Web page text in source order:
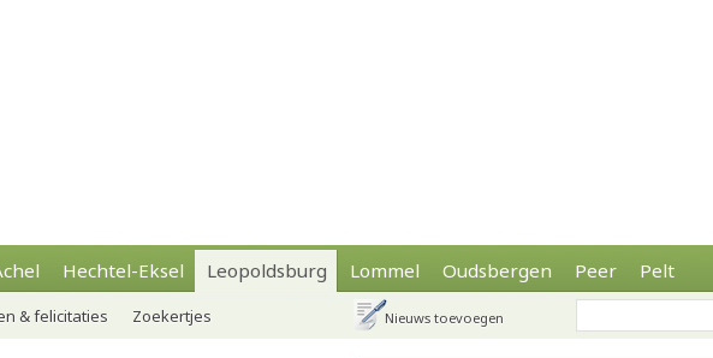
Hechtel-Eksel Leopoldsburg Lommel Oudsbergen Peer Pelt
& felicitaties Zoekertjes Nieuws toevoegen